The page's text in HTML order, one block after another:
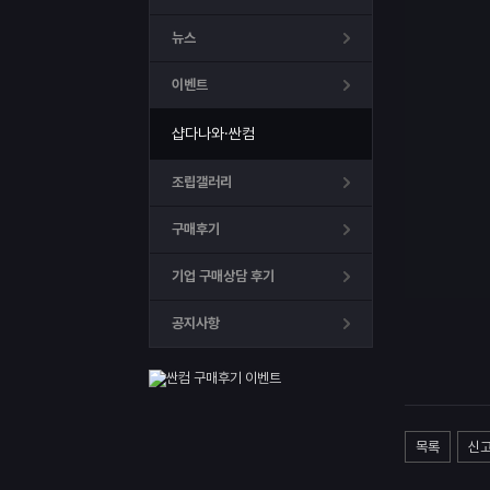
뉴스
이벤트
샵다나와·싼컴
조립갤러리
구매후기
기업 구매상담 후기
공지사항
목록 신